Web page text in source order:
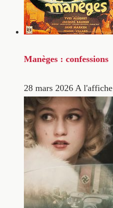
Manèges : confessions
28 mars 2026 A l'affiche